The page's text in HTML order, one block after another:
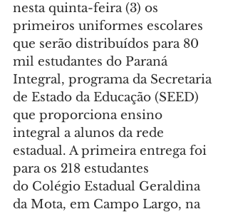
nesta quinta-feira (3) os
primeiros uniformes escolares
que serão distribuídos para 80
mil estudantes do Paraná
Integral, programa da Secretaria
de Estado da Educação (SEED)
que proporciona ensino
integral a alunos da rede
estadual. A primeira entrega foi
para os 218 estudantes
do Colégio Estadual Geraldina
da Mota, em Campo Largo, na